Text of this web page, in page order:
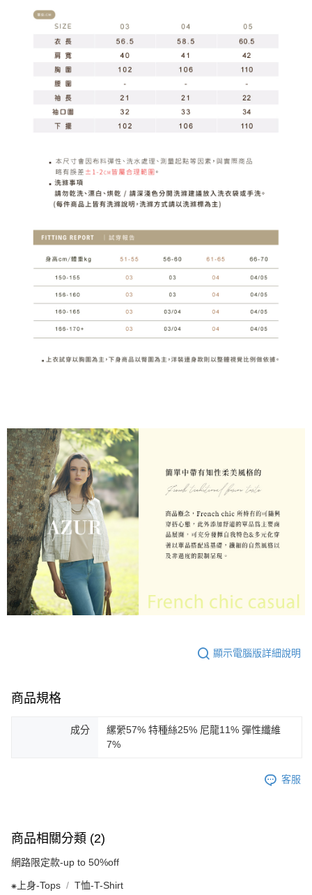
顯示電腦版詳細說明
商品規格
成分
縲縈57% 特種絲25% 尼龍11% 彈性纖維
7%
客服
商品相關分類 (2)
網路限定款-up to 50%off
⁕上身-Tops T恤-T-Shirt